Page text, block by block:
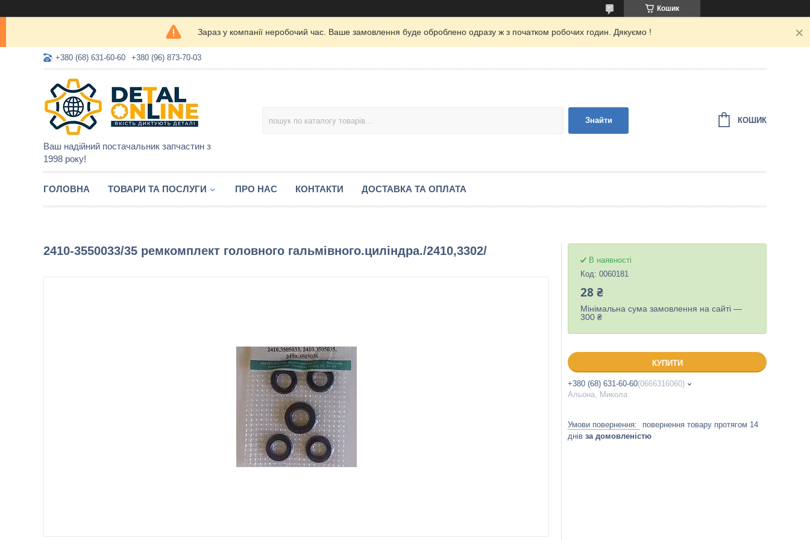
Кошик
Зараз у компанії неробочий час. Ваше замовлення буде оброблено одразу ж з початком робочих годин. Дякуємо !
+380 (68) 631-60-60 +380 (96) 873-70-03
Ваш надійний постачальник запчастин з
1998 року!
Знайти КОШИК
ГОЛОВНА ТОВАРИ ТА ПОСЛУГИ ПРО НАС КОНТАКТИ ДОСТАВКА ТА ОПЛАТА
2410-3550033/35 ремкомплект головного гальмівного.циліндра./2410,3302/
В наявності
Код: 0060181
28 ₴
Мінімальна сума замовлення на сайті —
300 ₴
КУПИТИ
+380 (68) 631-60-60 0666316060
Альона, Микола
повернення товару протягом 14
днів за домовленістю